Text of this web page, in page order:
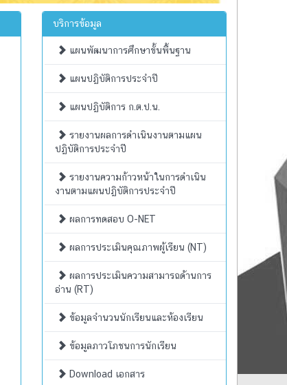
บริการข้อมูล
แผนพัฒนาการศึกษาขั้นพื้นฐาน
แผนปฏิบัติการประจำปี
แผนปฏิบัติการ ก.ต.ป.น.
รายงานผลการดำเนินงานตามแผน
ปฏิบัติการประจำปี
รายงานความก้าวหน้าในการดำเนิน
งานตามแผนปฏิบัติการประจำปี
ผลการทดสอบ O-NET
ผลการประเมินคุณภาพผู้เรียน (NT)
ผลการประเมินความสามารถด้านการ
อ่าน (RT)
ข้อมูลจำนวนนักเรียนและห้องเรียน
ข้อมูลภาวโภชนการนักเรียน
Download เอกสาร